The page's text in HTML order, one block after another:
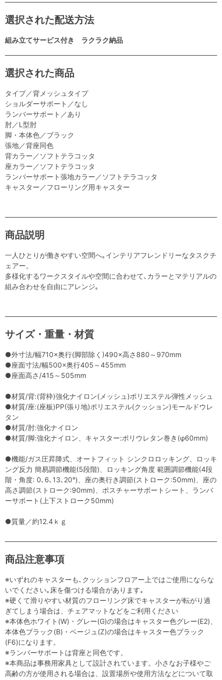
選択された配送方法
組み立てサービス付き ラクラク納品
選択された商品
タイプ／背メッシュタイプ
ショルダーサポート／なし
ランバーサポート／あり
肘／L型肘
脚・本体色／ブラック
張地／背座同色
背カラー／ソフトテラコッタ
座カラー／ソフトテラコッタ
ランバーサポート張地カラー／ソフトテラコッタ
キャスター／フローリング用キャスター
商品説明
一人ひとりが働きやすい空間へ｡インテリアフレンドリーなタスクチ
ェアー。
多様化するワークスタイルや空間に合わせて､カラーとマテリアルの
組み合わせを自由にアレンジ｡
サイズ・重量・材質
●外寸法/幅710×奥行(脚部除く)490×高さ880～970mm
●座面寸法/幅500×奥行405～455mm
●座面高さ/415～505mm
●材質/背:(背枠)強化ナイロン(メッシュ)ポリエステル弾性メッシュ
●材質/座:(座板)PP(張り地)ポリエステル(クッション)モールドウレ
タン
●材質/肘:強化ナイロン
●材質/脚:強化ナイロン、キャスター:ポリウレタン巻き(φ60mm)
●機能/ガス圧昇降式、オートフィット シンクロロッキング、ロッキ
ング反力 簡易調節機能(5段階)、ロッキング角度 範囲調節機能(4段
階・角度: 0､6､13､20°)、座の奥行き調節(ストローク:50mm)、座の
高さ調節(ストローク:90mm)、ポスチャーサポートシート、ランバ
ーサポート(上下ストローク50mm)
●質量／約12.4ｋｇ
商品注意事項
※いずれのキャスターも､クッションフロアー上ではご使用にならな
いでください｡床を傷つける場合があります｡
※硬くて滑りやすい材質のフローリング床でキャスターが転がり過
ぎてしまう場合は、チェアマットなどをご利用ください
※本体色ホワイト(W)・グレー(G)の場合はキャスター色グレー(E2)、
本体色ブラック(B)・ベージュ(Z)の場合はキャスター色ブラック
(F6)になります。
※ランバーサポートは背座と同色です。
※本商品は事務用家具として設計されています。小さなお子様やご
高齢の方が使用される場合は、設置場所や使用方法などについて取